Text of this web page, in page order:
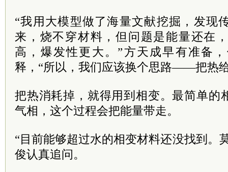
“我用大模型做了海量文献挖掘，发现
来，烧不穿材料，但问题是能量还在
高，爆发性更大。”方天成早有准备
释，“所以，我们应该换个思路——把热
把热消耗掉，就得用到相变。最简单的
气相，这个过程会把能量带走。
“目前能够超过水的相变材料还没找到。
俊认真追问。